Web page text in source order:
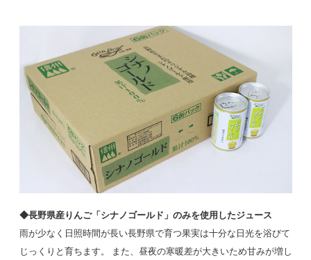
◆長野県産りんご「シナノゴールド」のみを使用したジュース
雨が少なく日照時間が長い長野県で育つ果実は十分な日光を浴びて
じっくりと育ちます。 また、昼夜の寒暖差が大きいため甘みが増し